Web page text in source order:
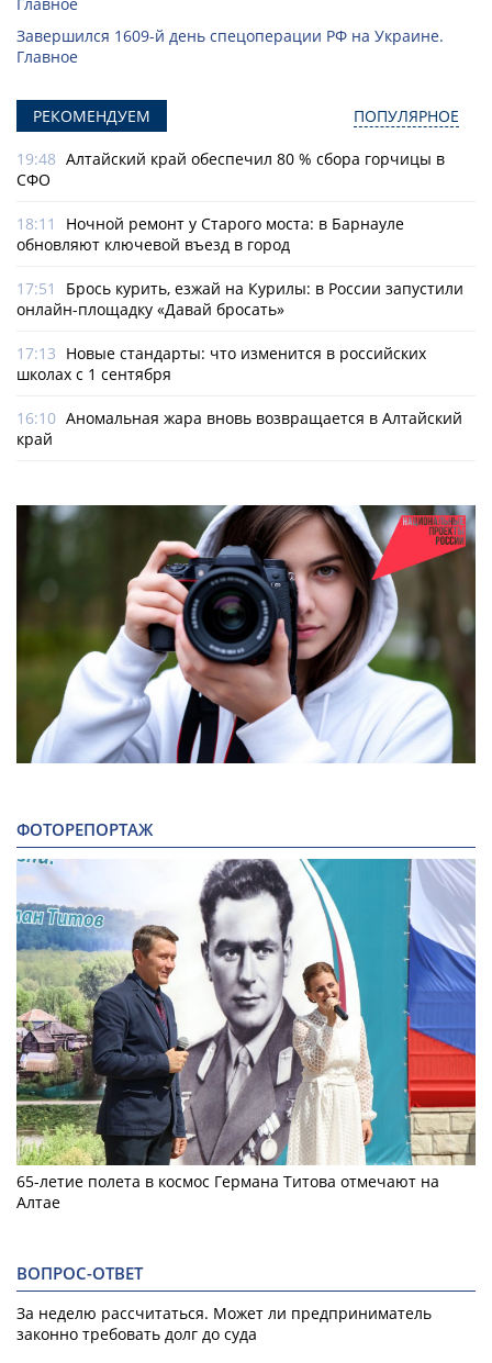
Завершился 1609-й день спецоперации РФ на Украине.
Главное
РЕКОМЕНДУЕМ ПОПУЛЯРНОЕ
19:48 Алтайский край обеспечил 80 % сбора горчицы в
СФО
18:11
Ночной ремонт у Старого моста: в Барнауле
обновляют ключевой въезд в город
17:51
Брось курить, езжай на Курилы: в России запустили
онлайн-­площадку «Давай бросать»
17:13 Новые стандарты: что изменится в российских
школах с 1 сентября
16:10 Аномальная жара вновь возвращается в Алтайский
край
ФОТОРЕПОРТАЖ
65-летие полета в космос Германа Титова отмечают на
Алтае
ВОПРОС-ОТВЕТ
За неделю рассчитаться. Может ли предприниматель
законно требовать долг до суда